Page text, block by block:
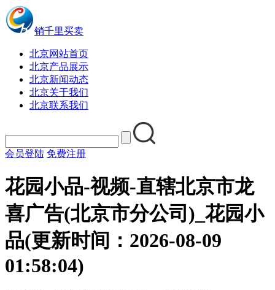
销千里买卖
北京网站首页
北京产品展示
北京新闻动态
北京关于我们
北京联系我们
会员登陆 免费注册
花园小品-视频-直辖北京市龙
喜广告(北京市分公司)_花园小
品(更新时间：2026-08-09
01:58:04)